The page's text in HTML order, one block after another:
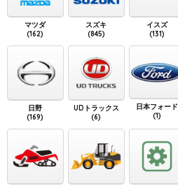
マツダ
(162)
スズキ
(845)
イスズ
(131)
日野
(169)
UDトラックス
(6)
日本フォード
(1)